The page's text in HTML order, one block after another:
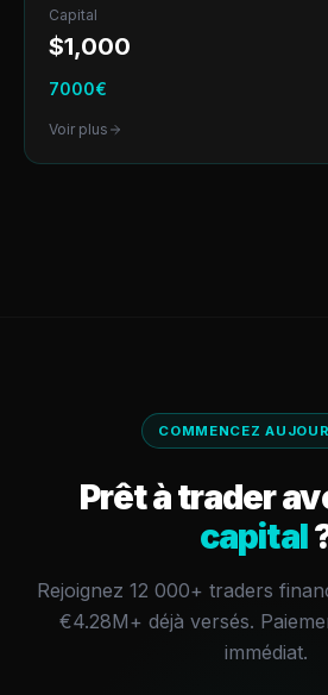
Capital
$1,000
7000€
Voir plus
COMMENCEZ
Prêt à trader
capital
Rejoignez 12 000+ traders
€4.28M+ déjà versés.
immédiat.